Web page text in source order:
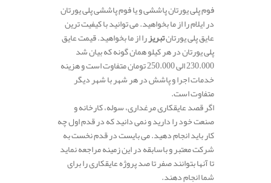
فوم پلی یورتان پاششی و یا فوم پاششی پلی یورتان
در ایلام را از ما بخواهید. می توانید با کیفیت ترین
عایق پلی یورتانتبریزرا از ما بخواهید. قیمت عایق
پلی یورتان در هر کیلو همان گونه که بیان شد
230.000 الی 250.000 تومان متفاوت است و هزینه
خدمات اجرا و پاشش در هر شهر با شهر دیگر
متفاوت است.
اگر قصد عایقکاری مرغداری، سوله، کارخانه و
صنعت خود را دارید و نمی دانید که در قدم اول چه
کار باید انجام دهید. می بایست در قدم نخست به
شرکت معتبر و باسابقه در این زمینه مراجعه نماید
تا آنها بتوانند صفر تا صد پروژه عایقکاری را برای
شما انجام دهند.